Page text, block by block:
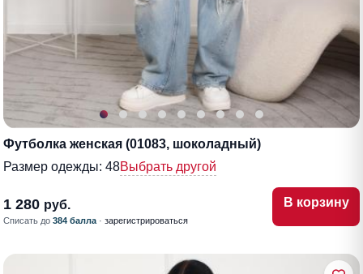
Футболка женская (01083, шоколадный)
Размер одежды: 48Выбрать другой
1 280 руб.
Списать до 384 балла · зарегистрироваться
В корзину